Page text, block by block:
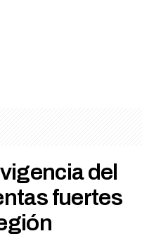
del
fuertes